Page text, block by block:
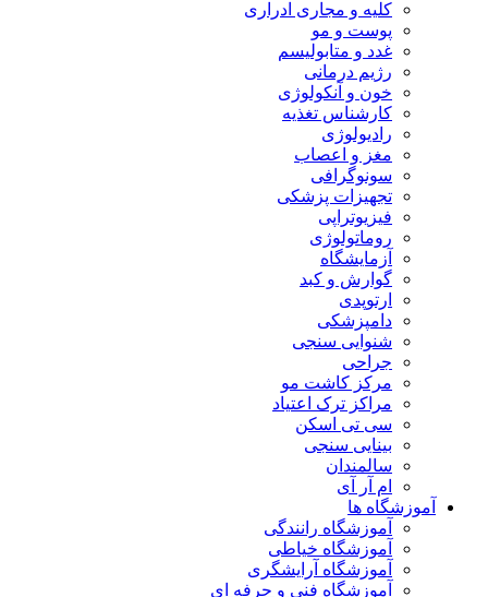
کلیه و مجاری ادراری
پوست و مو
غدد و متابولیسم
رژیم درمانی
خون و آنکولوژی
کارشناس تغذیه
رادیولوژی
مغز و اعصاب
سونوگرافی
تجهیزات پزشکی
فیزیوتراپی
روماتولوژی
آزمایشگاه
گوارش و کبد
ارتوپدی
دامپزشکی
شنوایی سنجی
جراحی
مرکز کاشت مو
مراکز ترک اعتیاد
سی تی اسکن
بینایی سنجی
سالمندان
ام آر آی
آموزشگاه ها
آموزشگاه رانندگی
آموزشگاه خیاطی
آموزشگاه آرایشگری
آموزشگاه فنی و حرفه ای